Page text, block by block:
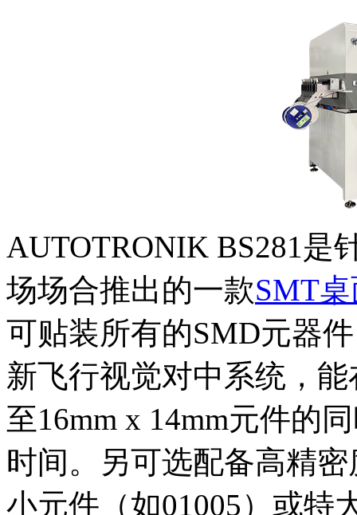
AUTOTRONIK BS281是
场场合推出的一款SMT
可贴装所有的SMD元器
新飞行视觉对中系统，能
至16mm x 14mm元件的
时间。另可选配备高精
小元件（如01005）或特